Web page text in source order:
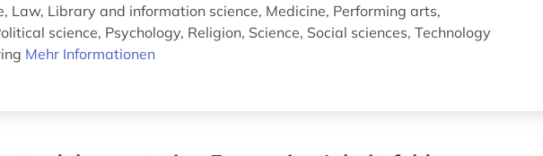
Law, Library and information science, Medicine, Performing arts,
science, Psychology, Religion, Science, Social sciences, Technology
Mehr Informationen